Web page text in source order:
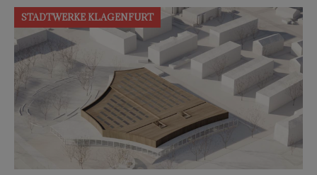
STADTWERKE KLAGENFURT